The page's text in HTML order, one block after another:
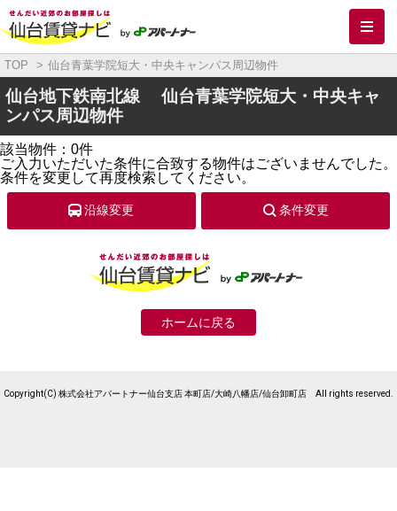
メ
TOP 仙台青葉学院短大・中央キャンパス周辺物件
仙台地下鉄南北線 仙台青葉学院短大・中央キャ
ンパス周辺物件
該当物件：0件
ご入力いただいた条件に合致する物件はございませんでした。
条件を変更して再度検索してください。
沿線変更 条件変更
ホームに戻る
Copyright(C) 株式会社アパートナー仙台支店 本町店/大崎八幡店/仙台卸町店 All rights reserved.